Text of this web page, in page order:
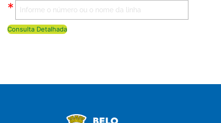
Consulta Detalhada